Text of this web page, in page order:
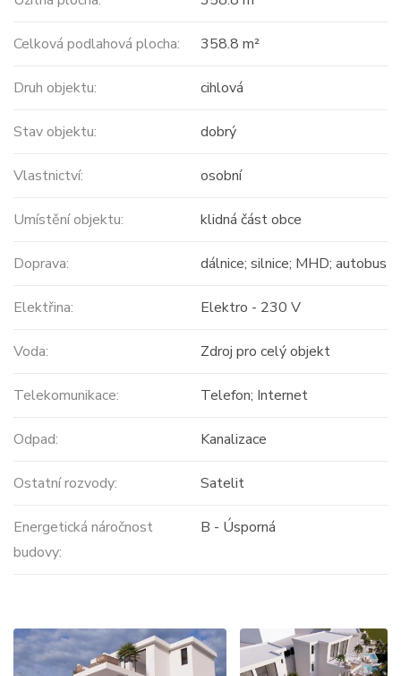
Celková podlahová plocha: 358.8 m²
Druh objektu: cihlová
Stav objektu: dobrý
Vlastnictví: osobní
Umístění objektu: klidná část obce
Doprava: dálnice; silnice; MHD; autobus
Elektřina: Elektro - 230 V
Voda: Zdroj pro celý objekt
Telekomunikace: Telefon; Internet
Odpad: Kanalizace
Ostatní rozvody: Satelit
Energetická náročnost
budovy:
B - Úsporná